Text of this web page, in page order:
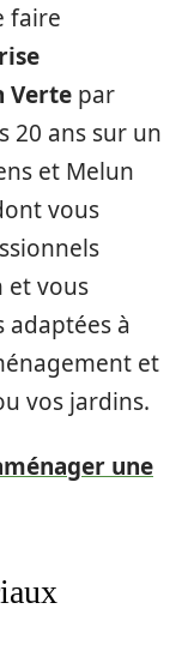
faire
Verte par
20 ans sur un
et Melun
vous
et vous
adaptées à
et
vos jardins.
une